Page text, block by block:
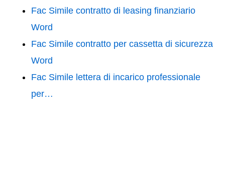
Fac Simile contratto di leasing finanziario
Word
Fac Simile contratto per cassetta di sicurezza
Word
Fac Simile lettera di incarico professionale
per…